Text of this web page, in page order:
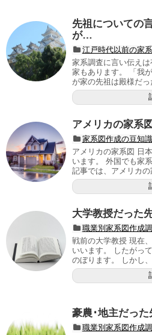
先祖についての
が…
江戸時代以前の家
家系調査に言い伝え
家もあります。 「我
が家の先祖は殿様だ
アメリカの家系
家系図作成の豆知識
アメリカの家系図 日
います。 外国でも家
記事では、アメリカ
大学教授だった
職業別家系図作成
戦前の大学教授 現在
いいます。 したがっ
のぼります。 しかし
豪農･地主だっ
職業別家系図作成